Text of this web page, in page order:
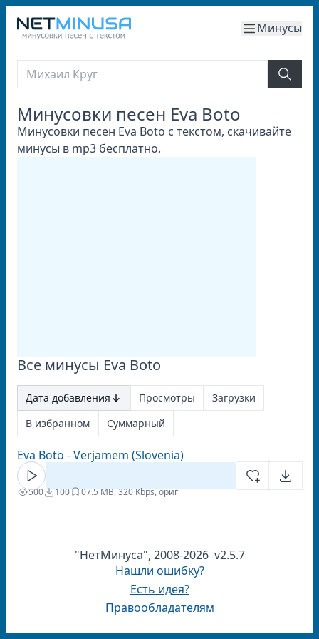
Минусы
Минусовки песен Eva Boto
Минусовки песен Eva Boto с текстом, скачивайте
минусы в mp3 бесплатно.
Все минусы Eva Boto
Дата добавления Просмотры
Загрузки
В избранном
Суммарный
Eva Boto - Verjamem (Slovenia)
500 100 07.5 MB, 320 Kbps, ориг
"НетМинуса", 2008-2026 v2.5.7
Нашли ошибку?
Есть идея?
Правообладателям